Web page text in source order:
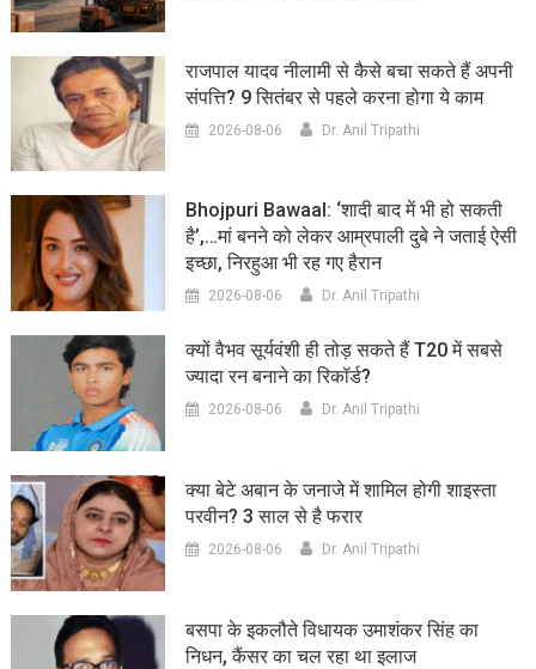
राजपाल यादव नीलामी से कैसे बचा सकते हैं अपनी
संपत्ति? 9 सितंबर से पहले करना होगा ये काम
2026-08-06 Dr. Anil Tripathi
Bhojpuri Bawaal: ‘शादी बाद में भी हो सकती
है’,…मां बनने को लेकर आम्रपाली दुबे ने जताई ऐसी
इच्छा, निरहुआ भी रह गए हैरान
2026-08-06 Dr. Anil Tripathi
क्यों वैभव सूर्यवंशी ही तोड़ सकते हैं T20 में सबसे
ज्यादा रन बनाने का रिकॉर्ड?
2026-08-06 Dr. Anil Tripathi
क्या बेटे अबान के जनाजे में शामिल होगी शाइस्ता
परवीन? 3 साल से है फरार
2026-08-06 Dr. Anil Tripathi
बसपा के इकलौते विधायक उमाशंकर सिंह का
निधन, कैंसर का चल रहा था इलाज